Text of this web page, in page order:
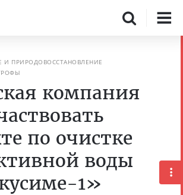
И ПРИРОДОВОССТАНОВЛЕНИЕ
компания
по очистке
воды
1»